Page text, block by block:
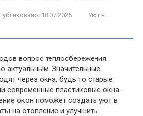
18.07.2025
Уют в
вопрос теплосбережения
актуальным. Значительные
через окна, будь то старые
современные пластиковые окна.
окон поможет создать уют в
на отопление и улучшить